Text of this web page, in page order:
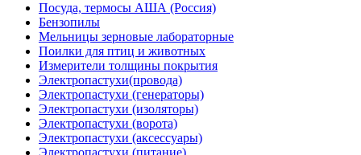
Посуда, термосы АША (Россия)
Бензопилы
Мельницы зерновые лабораторные
Поилки для птиц и животных
Измерители толщины покрытия
Электропастухи(провода)
Электропастухи (генераторы)
Электропастухи (изоляторы)
Электропастухи (ворота)
Электропастухи (аксессуары)
Электропастухи (питание)